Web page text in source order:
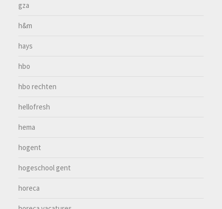
gza
h&m
hays
hbo
hbo rechten
hellofresh
hema
hogent
hogeschool gent
horeca